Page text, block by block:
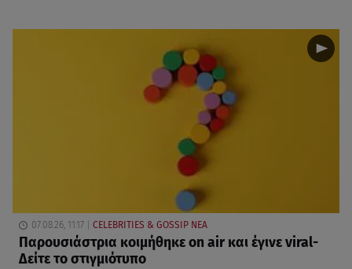
07.08.26, 11:17 CELEBRITIES & GOSSIP ΝΕΑ
Παρουσιάστρια κοιμήθηκε on air και έγινε viral-
Δείτε το στιγμιότυπο